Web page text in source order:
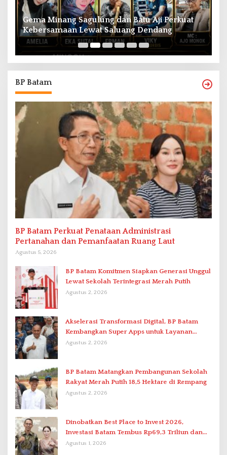
Gema Minang Sagulung dan Batu Aji Perkuat
Kebersamaan Lewat Saluang Dendang
BP Batam
BP Batam Perkuat Penataan Administrasi
Pertanahan dan Pemanfaatan Ruang Laut
Agustus 5, 2026
BP Batam Komitmen Siapkan Generasi Unggul
Lewat Sekolah Terintegrasi Merah Putih
Agustus 2, 2026
Akselerasi Transformasi Digital, BP Batam
Kembangkan Super Apps untuk Layanan
Terpadu
Agustus 2, 2026
BP Batam Matangkan Pembangunan Sekolah
Rakyat Merah Putih 18,5 Hektare di Rempang
Agustus 2, 2026
Dinobatkan Best Place to Invest 2026,
Investasi Batam Tembus Rp69,3 Triliun dan
Ekonomi Tumbuh 6,76 Persen
Agustus 1, 2026